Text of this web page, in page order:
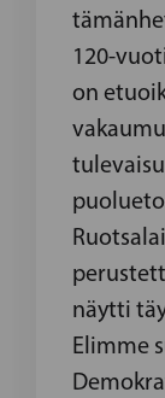
120-
on
näytti
Elimme